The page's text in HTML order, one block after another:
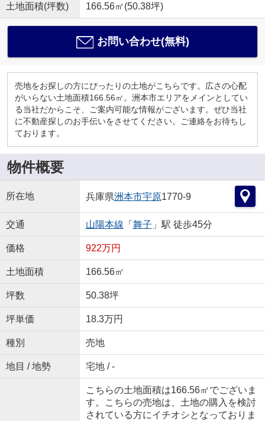
土地面積(坪数) 166.56㎡(50.38坪)
お問い合わせ(無料)
売地をお探しの方にぴったりの土地がこちらです。広さの心配
がいらない土地面積166.56㎡。洲本市エリアをメインとしてい
る当社だからこそ、ご案内可能な情報がございます。ぜひ当社
に不動産探しのお手伝いをさせてください。ご連絡をお待ちし
ております。
物件概要
所在地 兵庫県洲本市宇原1770-9
交通 山陽本線 「 舞子 」駅 徒歩45分
価格 922万円
土地面積 166.56㎡
坪数 50.38坪
坪単価 18.3万円
種別 売地
地目 / 地勢 宅地 / -
こちらの土地面積は166.56㎡でございま
す。こちらの売地は、土地の購入を検討
されている方にイチオシとなっておりま